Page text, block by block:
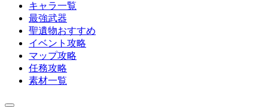
キャラ一覧
最強武器
聖遺物おすすめ
イベント攻略
マップ攻略
任務攻略
素材一覧